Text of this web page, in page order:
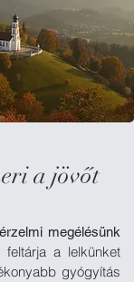
a jövőt
megélésünk
feltárja a lelkünket
gyógyítás